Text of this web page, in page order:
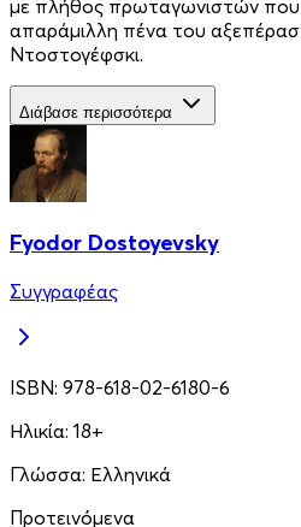
με πλήθος πρωταγωνιστών που
απαράμιλλη πένα του
Ντοστογέφσκι.
Διάβασε περισσότερα
Fyodor Dostoyevsky
Συγγραφέας
ISBN: 978-618-02-6180-6
Ηλικία: 18+
Γλώσσα: Ελληνικά
Προτεινόμενα